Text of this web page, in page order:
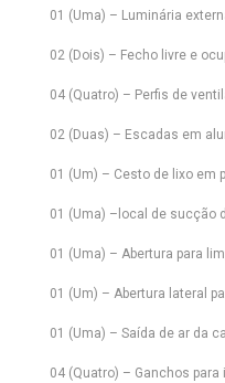
01 (Uma) – Luminária
02 (Dois) – Fecho livre e
04 (Quatro) – Perfis de
02 (Duas) – Escadas em
01 (Um) – Cesto de lixo em
01 (Uma) –local de sucção
01 (Uma) – Abertura para
01 (Um) – Abertura lateral
01 (Uma) – Saída de ar da
04 (Quatro) – Ganchos